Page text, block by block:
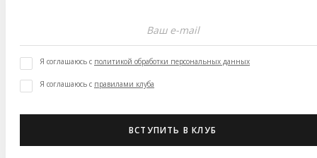
Я соглашаюсь с политикой обработки персональных данных
Я соглашаюсь с правилами клуба
ВСТУПИТЬ В КЛУБ